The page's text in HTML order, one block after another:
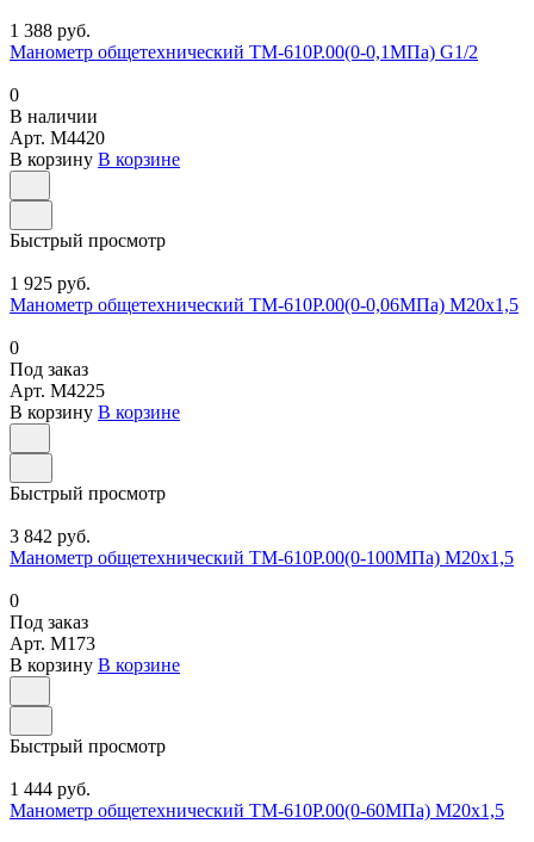
1 388 руб.
Манометр общетехнический ТМ-610Р.00(0-0,1МПа) G1/2
0
В наличии
Арт. M4420
В корзину В корзине
Быстрый просмотр
1 925 руб.
Манометр общетехнический ТМ-610Р.00(0-0,06МПа) М20х1,5
0
Под заказ
Арт. M4225
В корзину В корзине
Быстрый просмотр
3 842 руб.
Манометр общетехнический ТМ-610Р.00(0-100МПа) М20х1,5
0
Под заказ
Арт. M173
В корзину В корзине
Быстрый просмотр
1 444 руб.
Манометр общетехнический ТМ-610Р.00(0-60МПа) М20х1,5